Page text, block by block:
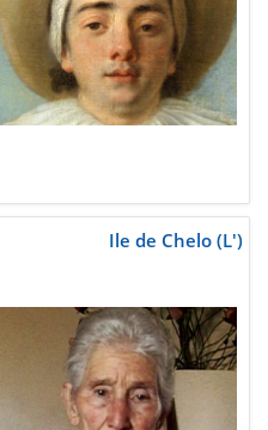
Ile de Chelo (L')